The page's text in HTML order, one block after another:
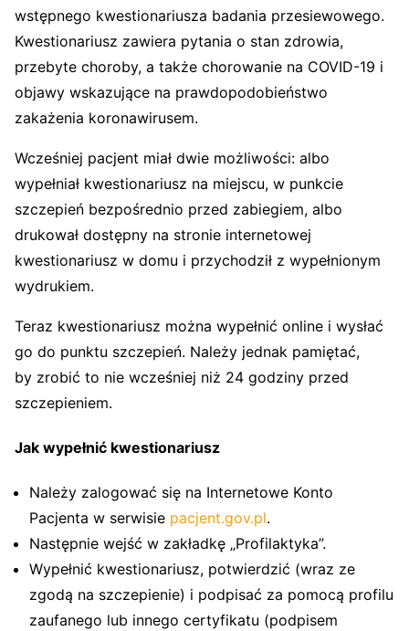
wstępnego kwestionariusza badania przesiewowego.
Kwestionariusz zawiera pytania o stan zdrowia,
przebyte choroby, a także chorowanie na COVID-19 i
objawy wskazujące na prawdopodobieństwo
zakażenia koronawirusem.
Wcześniej pacjent miał dwie możliwości: albo
wypełniał kwestionariusz na miejscu, w punkcie
szczepień bezpośrednio przed zabiegiem, albo
drukował dostępny na stronie internetowej
kwestionariusz w domu i przychodził z wypełnionym
wydrukiem.
Teraz kwestionariusz można wypełnić online i wysłać
go do punktu szczepień. Należy jednak pamiętać,
by zrobić to nie wcześniej niż 24 godziny przed
szczepieniem.
Jak wypełnić kwestionariusz
Należy zalogować się na Internetowe Konto
Pacjenta w serwisie pacjent.gov.pl.
Następnie wejść w zakładkę „Profilaktyka”.
Wypełnić kwestionariusz, potwierdzić (wraz ze
zgodą na szczepienie) i podpisać za pomocą profilu
zaufanego lub innego certyfikatu (podpisem